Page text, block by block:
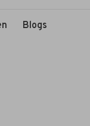
Blogs